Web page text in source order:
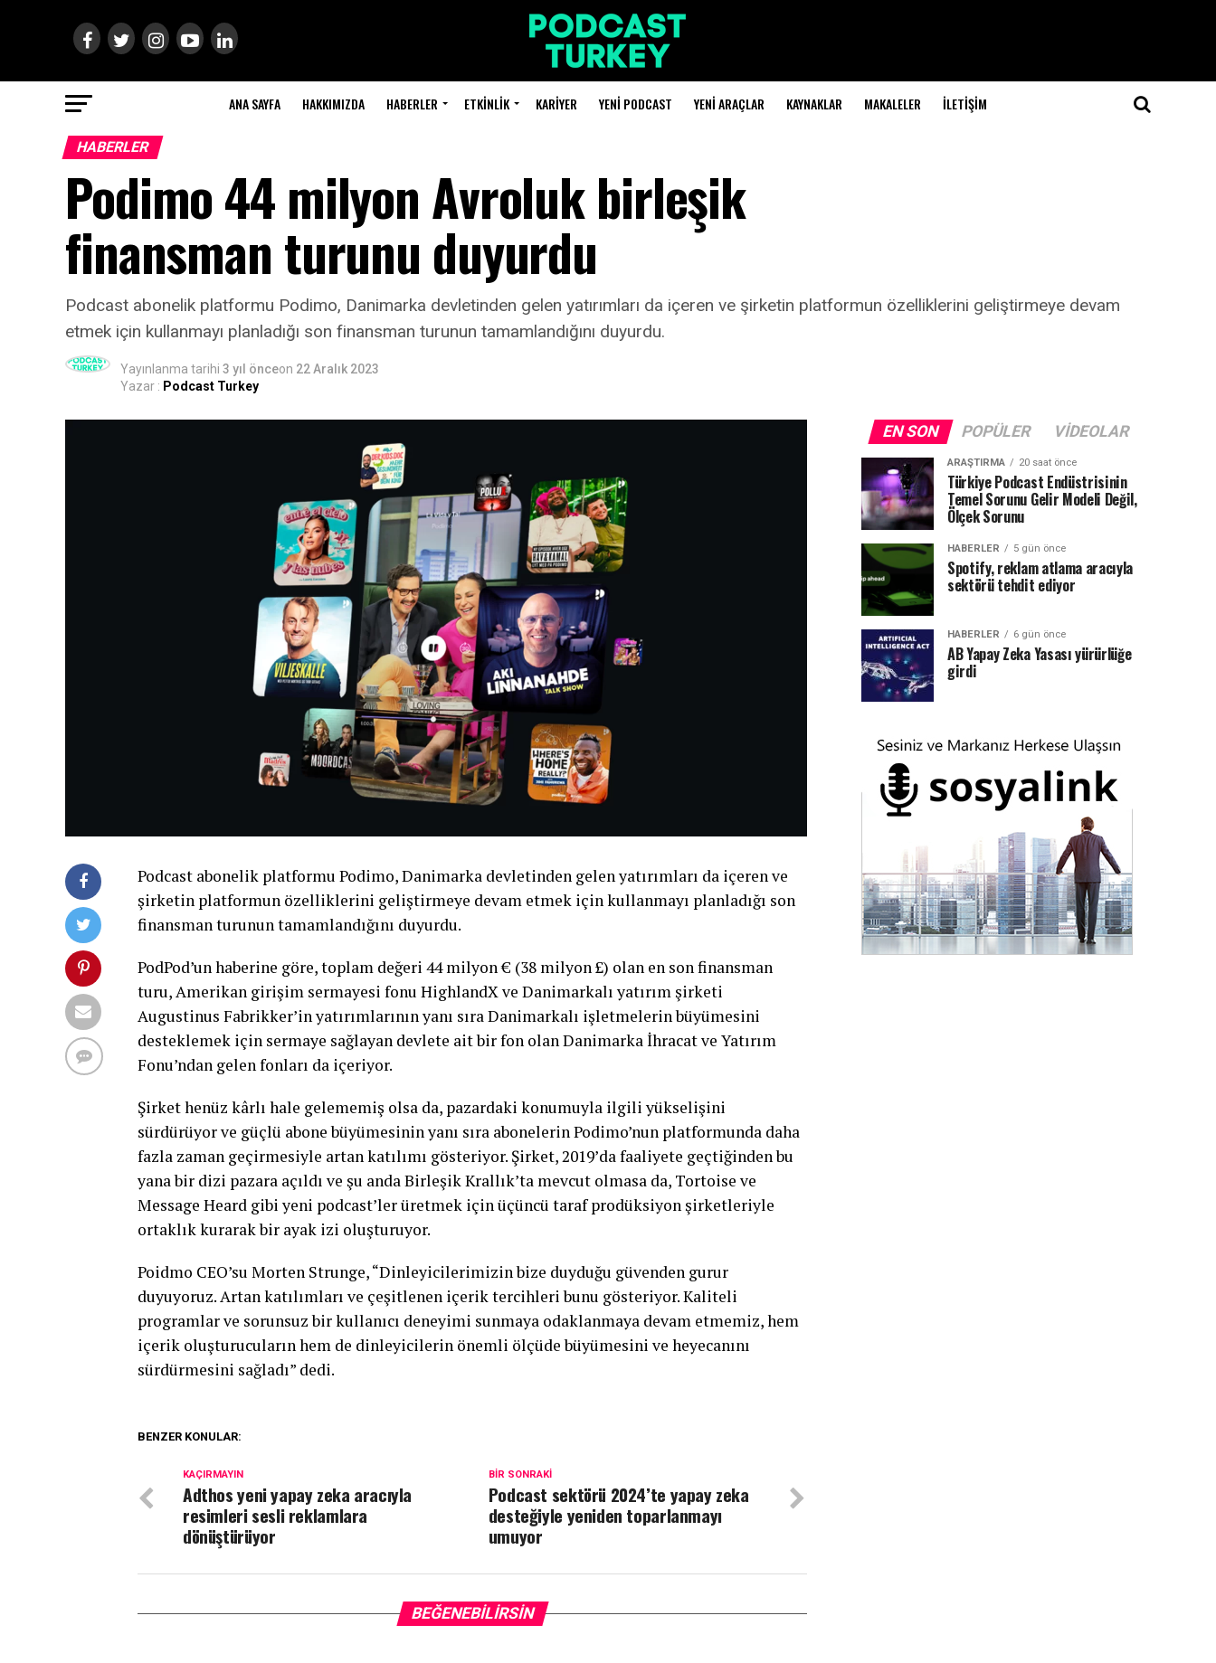
ANA SAYFA HAKKIMIZDA HABERLER ETKINLIK KARIYER YENI PODCAST YENI ARAÇLAR KAYNAKLAR MAKALELER İLETIŞIM
HABERLER
Podimo 44 milyon Avroluk birleşik
finansman turunu duyurdu
Podcast abonelik platformu Podimo, Danimarka devletinden gelen yatırımları da içeren ve şirketin platformun özelliklerini geliştirmeye devam
etmek için kullanmayı planladığı son finansman turunun tamamlandığını duyurdu.
Yayınlanma tarihi 3 yıl önceon 22 Aralık 2023
Yazar : Podcast Turkey
Podcast abonelik platformu Podimo, Danimarka devletinden gelen yatırımları da içeren ve
şirketin platformun özelliklerini geliştirmeye devam etmek için kullanmayı planladığı son
finansman turunun tamamlandığını duyurdu.
PodPod’un haberine göre, toplam değeri 44 milyon € (38 milyon £) olan en son finansman
turu, Amerikan girişim sermayesi fonu HighlandX ve Danimarkalı yatırım şirketi
Augustinus Fabrikker’in yatırımlarının yanı sıra Danimarkalı işletmelerin büyümesini
desteklemek için sermaye sağlayan devlete ait bir fon olan Danimarka İhracat ve Yatırım
Fonu’ndan gelen fonları da içeriyor.
Şirket henüz kârlı hale gelememiş olsa da, pazardaki konumuyla ilgili yükselişini
sürdürüyor ve güçlü abone büyümesinin yanı sıra abonelerin Podimo’nun platformunda daha
fazla zaman geçirmesiyle artan katılımı gösteriyor. Şirket, 2019’da faaliyete geçtiğinden bu
yana bir dizi pazara açıldı ve şu anda Birleşik Krallık’ta mevcut olmasa da, Tortoise ve
Message Heard gibi yeni podcast’ler üretmek için üçüncü taraf prodüksiyon şirketleriyle
ortaklık kurarak bir ayak izi oluşturuyor.
Poidmo CEO’su Morten Strunge, “Dinleyicilerimizin bize duyduğu güvenden gurur
duyuyoruz. Artan katılımları ve çeşitlenen içerik tercihleri bunu gösteriyor. Kaliteli
programlar ve sorunsuz bir kullanıcı deneyimi sunmaya odaklanmaya devam etmemiz, hem
içerik oluşturucuların hem de dinleyicilerin önemli ölçüde büyümesini ve heyecanını
sürdürmesini sağladı” dedi.
BENZER KONULAR:
BIR SONRAKI
Podcast sektörü 2024’te yapay zeka
desteğiyle yeniden toparlanmayı
umuyor
KAÇIRMAYIN
Adthos yeni yapay zeka aracıyla
resimleri sesli reklamlara
dönüştürüyor
BEĞENEBILIRSIN
EN SON POPÜLER VIDEOLAR
ARAŞTIRMA 20 saat önce
Türkiye Podcast Endüstrisinin
Temel Sorunu Gelir Modeli Değil,
Ölçek Sorunu
HABERLER 5 gün önce
Spotify, reklam atlama aracıyla
sektörü tehdit ediyor
HABERLER 6 gün önce
AB Yapay Zeka Yasası yürürlüğe
girdi